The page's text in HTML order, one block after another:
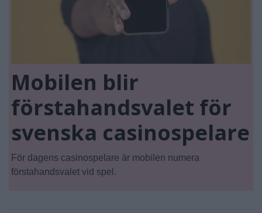
Mobilen blir
förstahandsvalet för
svenska casinospelare
För dagens casinospelare är mobilen numera
förstahandsvalet vid spel.